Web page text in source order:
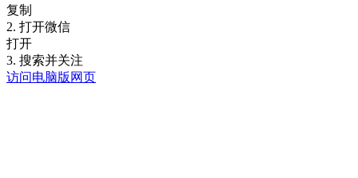
复制
2. 打开微信
打开
3. 搜索并关注
访问电脑版网页